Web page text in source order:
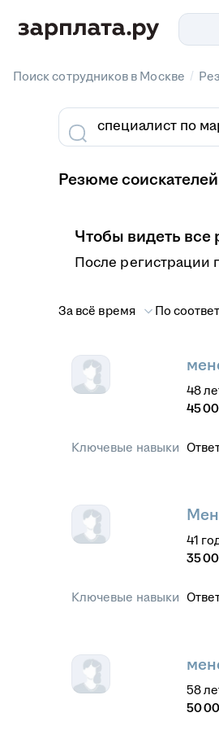
Поиск сотрудников в Москве /
Резюме
Чтобы видеть все
После регистрации
За всё время По
48
45
Ключевые навыки
41
35
Ключевые навыки
58
50